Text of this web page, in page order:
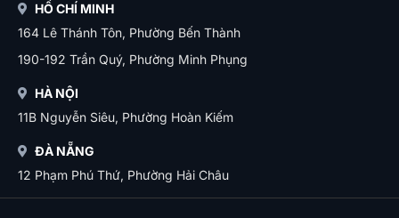
HỒ CHÍ MINH
164 Lê Thánh Tôn, Phường Bến Thành
190-192 Trần Quý, Phường Minh Phụng
HÀ NỘI
11B Nguyễn Siêu, Phường Hoàn Kiếm
ĐÀ NẴNG
12 Phạm Phú Thứ, Phường Hải Châu